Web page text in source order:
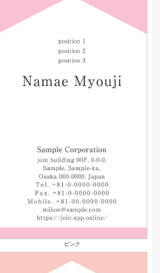
ピンク